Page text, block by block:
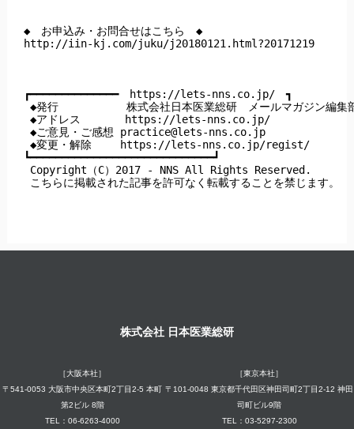
◆　お申込み・お問合せはこちら　◆
http://iin-kj.com/juku/j20180121.html?20171219
┏━━━━━━━━━━━━━━　https://lets-nns.co.jp/　┓
◆発行　         株式会社日本医業総研　メールマガジン編集
◆アドレス       https://lets-nns.co.jp/
◆ご意見・ご感想 practice@lets-nns.co.jp
◆変更・解除　　 https://lets-nns.co.jp/regist/
┗━━━━━━━━━━━━━━━━━━━━━━━━━━━━━┛
Copyright（C）2017 - NNS All Rights Reserved.
こちらに掲載された記事を許可なく転載することを禁じます。
株式会社 日本医業総研
［大阪本社］
〒541-0053 大阪市中央区本町2丁目2-5 本町
第2ビル 8階
TEL：06-6263-4000
［東京本社］
〒101-0048 東京都千代田区神田司町2丁目2-12 神田
司町ビル9階
TEL：03-5297-2300